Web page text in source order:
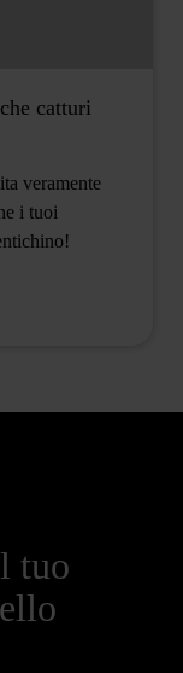
catturi
veramente
i tuoi
tuo